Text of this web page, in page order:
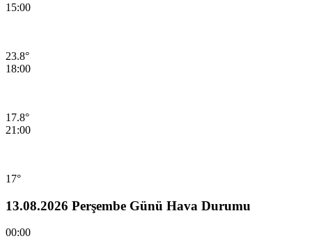
15:00
23.8°
18:00
17.8°
21:00
17°
13.08.2026 Perşembe Günü Hava Durumu
00:00